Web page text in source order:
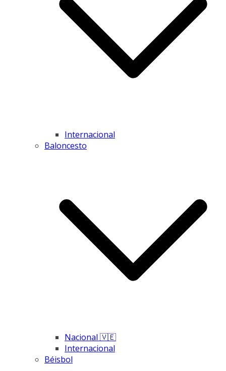
Internacional
Baloncesto
Nacional 🇻🇪
Internacional
Béisbol